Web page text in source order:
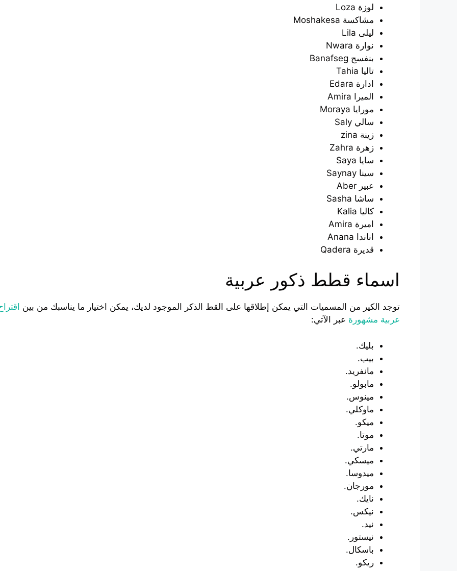
لوزة Loza
مشاكسة Moshakesa
ليلى Lila
نوارة Nwara
بنفسج Banafseg
تاليا Tahia
ادارة Edara
الميرا Amira
مورايا Moraya
سالي Saly
زينة zina
زهرة Zahra
سايا Saya
سينا Saynay
عبير Aber
ساشا Sasha
كاليا Kalia
اميرة Amira
اناندا Anana
قديرة Qadera
اسماء قطط ذكور عربية
توجد الكير من المسميات التي يمكن إطلاقها على القط الذكر الموجود لديك، يمكن اختيار ما يناسبك من بين
عربية مشهورة عبر الآتي:
بليك.
بيب.
مانفريد.
مابولو.
مينوس.
ماوكلي.
ميكو.
موتا.
مارتي.
ميسكي.
ميدوسا.
مورجان.
نايك.
نيكس.
نيد.
نيستور.
باسكال.
ريكو.